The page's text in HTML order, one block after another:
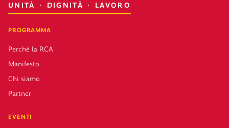
UNITÀ · DIGNITÀ · LAVORO
PROGRAMMA
Perché la RCA
Manifesto
Chi siamo
Partner
EVENTI